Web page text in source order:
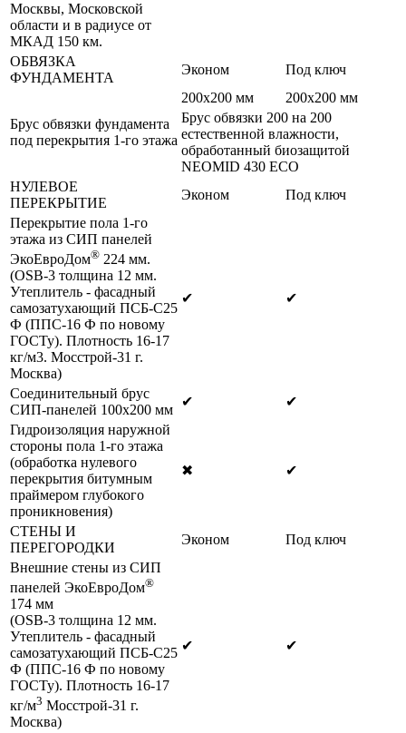
Москвы, Московской
области и в радиусе от
МКАД 150 км.
ОБВЯЗКА
ФУНДАМЕНТА
Эконом Под ключ
Брус обвязки фундамента
под перекрытия 1-го этажа
200х200 мм
200х200 мм
Брус обвязки 200 на 200
естественной влажности,
обработанный биозащитой
NEOMID 430 ЕСО
НУЛЕВОЕ
ПЕРЕКРЫТИЕ
Эконом
Под ключ
Перекрытие пола 1-го
этажа из СИП панелей
ЭкоЕвроДом® 224 мм.
(OSB-3 толщина 12 мм.
Утеплитель - фасадный
самозатухающий ПСБ-С25
Ф (ППС-16 Ф по новому
ГОСТу). Плотность 16-17
кг/м3. Мосстрой-31 г.
Москва)
✔ ✔
Соединительный брус
СИП-панелей 100х200 мм
✔
✔
Гидроизоляция наружной
стороны пола 1-го этажа
(обработка нулевого
перекрытия битумным
праймером глубокого
проникновения)
✖ ✔
СТЕНЫ И
ПЕРЕГОРОДКИ
Эконом
Под ключ
Внешние стены из СИП
панелей ЭкоЕвроДом®
174 мм
(OSB-3 толщина 12 мм.
Утеплитель - фасадный
самозатухающий ПСБ-С25
Ф (ППС-16 Ф по новому
ГОСТу). Плотность 16-17
кг/м3 Мосстрой-31 г.
Москва)
✔ ✔